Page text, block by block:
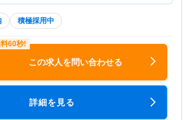
積極採用中
この求人を問い合わせる
詳細を見る